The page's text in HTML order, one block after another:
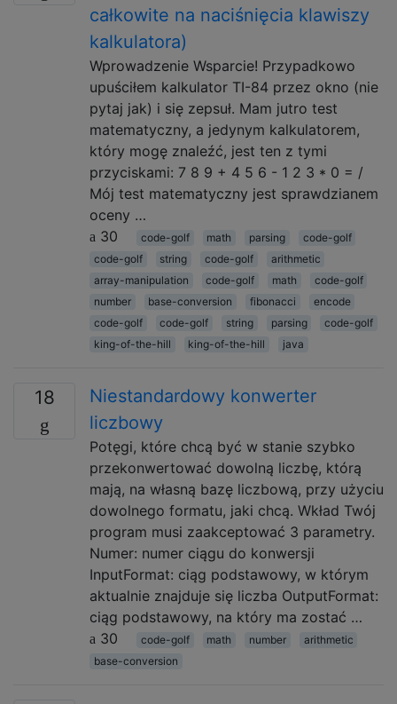
całkowite na naciśnięcia klawiszy
kalkulatora)
Wprowadzenie Wsparcie! Przypadkowo
upuściłem kalkulator TI-84 przez okno (nie
pytaj jak) i się zepsuł. Mam jutro test
matematyczny, a jedynym kalkulatorem,
który mogę znaleźć, jest ten z tymi
przyciskami: 7 8 9 + 4 5 6 - 1 2 3 * 0 = /
Mój test matematyczny jest sprawdzianem
oceny …
30
code-golf math parsing
code-golf
code-golf
string code-golf
arithmetic
array-manipulation
code-golf math
code-golf
number
base-conversion fibonacci
encode
code-golf
code-golf string parsing
code-golf
king-of-the-hill
king-of-the-hill java
18
Niestandardowy konwerter
liczbowy
Potęgi, które chcą być w stanie szybko
przekonwertować dowolną liczbę, którą
mają, na własną bazę liczbową, przy użyciu
dowolnego formatu, jaki chcą. Wkład Twój
program musi zaakceptować 3 parametry.
Numer: numer ciągu do konwersji
InputFormat: ciąg podstawowy, w którym
aktualnie znajduje się liczba OutputFormat:
ciąg podstawowy, na który ma zostać …
30
code-golf math number
arithmetic
base-conversion